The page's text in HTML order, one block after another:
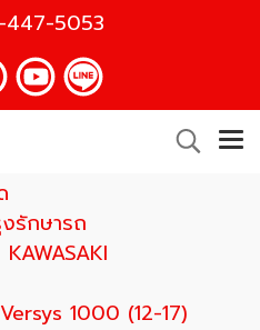
5053
รักษารถ
KAWASAKI
1000 (12-17)